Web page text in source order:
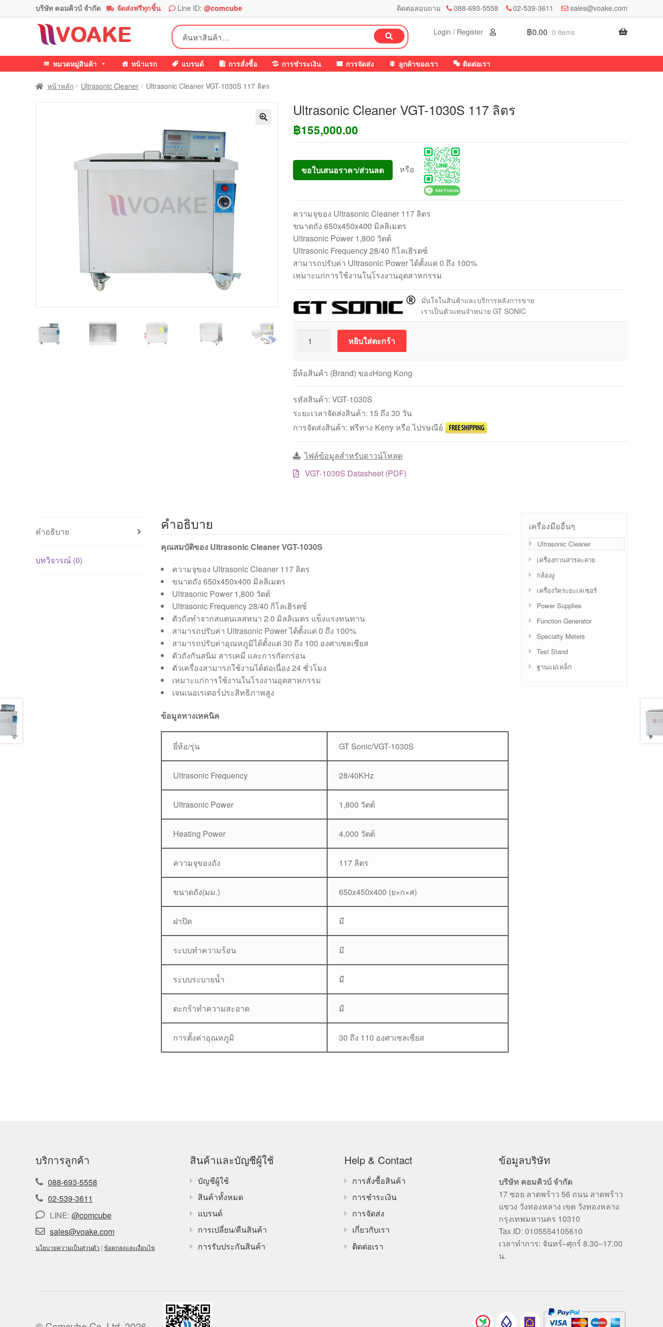
บริษัท คอมคิวบ์ จำกัด จัดส่งฟรีทุกชิ้น Line ID: @comcube ติดต่อสอบถาม 088-693-5558 02-539-3611 sales@voake.com
Skip
to
Skip
to
ค้นหา:
ค้นหา ฿0.00 0 items
Login / Register
หมวดหมู่สินค้า หน้าแรก แบรนด์ การสั่งซื้อ การชำระเงิน การจัดส่ง ลูกค้าของเรา ติดต่อเรา
หน้าหลัก Ultrasonic Cleaner Ultrasonic Cleaner VGT-1030S 117 ลิตร
Ultrasonic Cleaner VGT-1030S 117 ลิตร
฿155,000.00
ขอใบเสนอราคา/ส่วนลด หรือ
ความจุของ Ultrasonic Cleaner 117 ลิตร
ขนาดถัง 650x450x400 มิลลิเมตร
Ultrasonic Power 1,800 วัตต์
Ultrasonic Frequency 28/40 กิโลเฮิรตซ์
สามารถปรับค่า Ultrasonic Power ได้ตั้งแต่ 0 ถึง 100%
เหมาะแก่การใช้งานในโรงงานอุตสาหกรรม
มั่นใจในสินค้าและบริการหลังการขาย
เราเป็นตัวแทนจำหน่าย GT SONIC
Ultrasonic
Cleaner
VGT-
1030S
117
ลิตร
หยิบใส่ตะกร้า
ยี่ห้อสินค้า (Brand) ของHong Kong
รหัสสินค้า: VGT-1030S
ระยะเวลาจัดส่งสินค้า: 15 ถึง 30 วัน
การจัดส่งสินค้า: ฟรีทาง Kerry หรือ ไปรษณีย์
ไฟล์ข้อมูลสำหรับดาวน์โหลด
VGT-1030S Datasheet (PDF)
คำอธิบาย
บทวิจารณ์ (0)
คำอธิบาย
คุณสมบัติของ Ultrasonic Cleaner VGT-1030S
ความจุของ Ultrasonic Cleaner 117 ลิตร
ขนาดถัง 650x450x400 มิลลิเมตร
Ultrasonic Power 1,800 วัตต์
Ultrasonic Frequency 28/40 กิโลเฮิรตซ์
ตัวถังทำจากสแตนเลสหนา 2.0 มิลลิเมตร แข็งแรงทนทาน
สามารถปรับค่า Ultrasonic Power ได้ตั้งแต่ 0 ถึง 100%
สามารถปรับค่าอุณหภูมิได้ตั้งแต่ 30 ถึง 100 องศาเซลเซียส
ตัวถังกันสนิม สารเคมี และการกัดกร่อน
ตัวเครื่องสามารถใช้งานได้ต่อเนื่อง 24 ชั่วโมง
เหมาะแก่การใช้งานในโรงงานอุตสาหกรรม
เจนเนอเรเตอร์ประสิทธิภาพสูง
ข้อมูลทางเทคนิค
ยี่ห้อ/รุ่น GT Sonic/VGT-1030S
Ultrasonic Frequency 28/40KHz
Ultrasonic Power 1,800 วัตต์
Heating Power 4,000 วัตต์
ความจุของถัง 117 ลิตร
ขนาดถัง(มม.) 650x450x400 (ย×ก×ส)
ฝาปิด มี
ระบบทำความร้อน มี
ระบบระบายน้ำ มี
ตะกร้าทำความสะอาด มี
การตั้งค่าอุณหภูมิ 30 ถึง 110 องศาเซลเซียส
เครื่องมืออื่นๆ
Ultrasonic Cleaner
เครื่องกวนสารละลาย
กล้องงู
เครื่องวัดระยะเลเซอร์
Power Supplies
Function Generator
Specialty Meters
Test Stand
ฐานแม่เหล็ก
บริการลูกค้า
088-693-5558
02-539-3611
LINE: @comcube
sales@voake.com
นโยบายความเป็นส่วนตัว | ข้อตกลงและเงื่อนไข
สินค้าและบัญชีผู้ใช้
บัญชีผู้ใช้
สินค้าทั้งหมด
แบรนด์
การเปลี่ยน/คืนสินค้า
การรับประกันสินค้า
Help & Contact
การสั่งซื้อสินค้า
การชำระเงิน
การจัดส่ง
เกี่ยวกับเรา
ติดต่อเรา
ข้อมูลบริษัท
บริษัท คอมคิวบ์ จำกัด
17 ซอย ลาดพร้าว 56 ถนน ลาดพร้าว
แขวง วังทองหลาง เขต วังทองหลาง
กรุงเทพมหานคร 10310
Tax ID: 0105554105610
เวลาทำการ: จันทร์–ศุกร์ 8.30–17.00
น.